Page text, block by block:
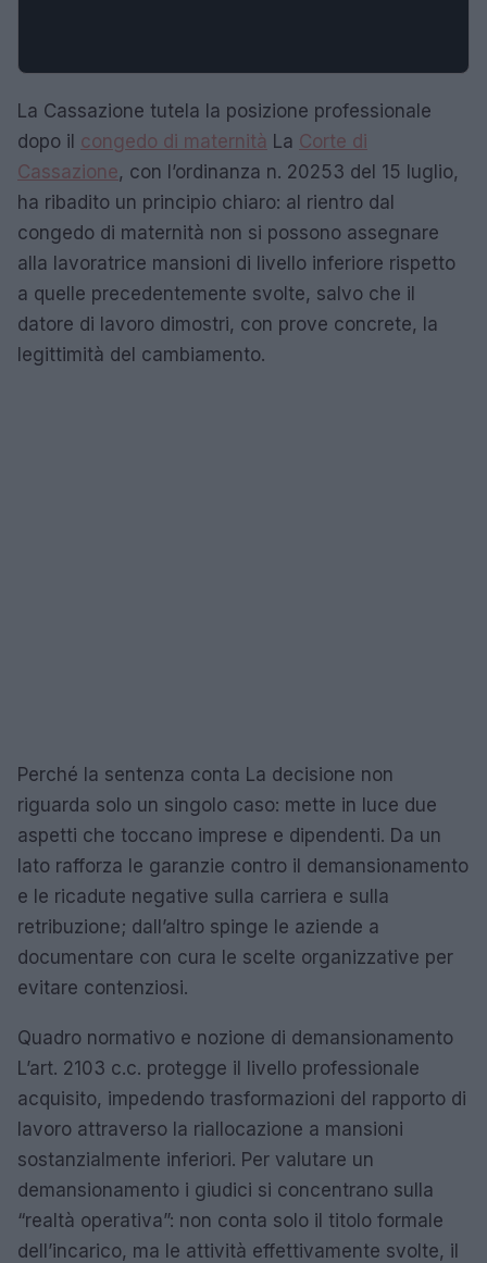
La Cassazione tutela la posizione professionale
dopo il congedo di maternità La Corte di
Cassazione, con l’ordinanza n. 20253 del 15 luglio,
ha ribadito un principio chiaro: al rientro dal
congedo di maternità non si possono assegnare
alla lavoratrice mansioni di livello inferiore rispetto
a quelle precedentemente svolte, salvo che il
datore di lavoro dimostri, con prove concrete, la
legittimità del cambiamento.
Perché la sentenza conta La decisione non
riguarda solo un singolo caso: mette in luce due
aspetti che toccano imprese e dipendenti. Da un
lato rafforza le garanzie contro il demansionamento
e le ricadute negative sulla carriera e sulla
retribuzione; dall’altro spinge le aziende a
documentare con cura le scelte organizzative per
evitare contenziosi.
Quadro normativo e nozione di demansionamento
L’art. 2103 c.c. protegge il livello professionale
acquisito, impedendo trasformazioni del rapporto di
lavoro attraverso la riallocazione a mansioni
sostanzialmente inferiori. Per valutare un
demansionamento i giudici si concentrano sulla
“realtà operativa”: non conta solo il titolo formale
dell’incarico, ma le attività effettivamente svolte, il